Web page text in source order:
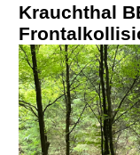
Krauchthal